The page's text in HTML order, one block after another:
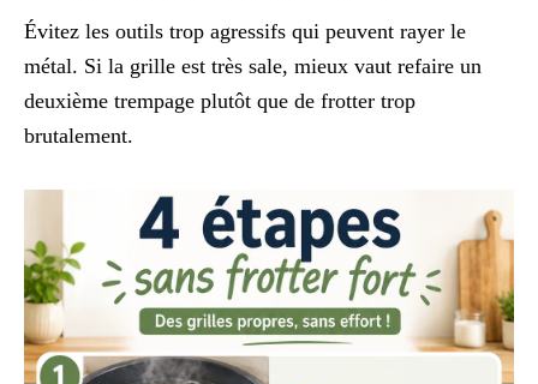
Évitez les outils trop agressifs qui peuvent rayer le
métal. Si la grille est très sale, mieux vaut refaire un
deuxième trempage plutôt que de frotter trop
brutalement.